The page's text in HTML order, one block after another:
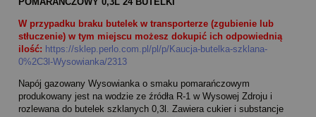
W przypadku braku butelek w transporterze (zgubienie lub
stłuczenie) w tym miejscu możesz dokupić ich odpowiednią
ilość: https://sklep.perlo.com.pl/pl/p/Kaucja-butelka-szklana-
0%2C3l-Wysowianka/2313
Napój gazowany Wysowianka o smaku pomarańczowym
produkowany jest na wodzie ze źródła R-1 w Wysowej Zdroju i
rozlewana do butelek szklanych 0,3l. Zawiera cukier i substancje